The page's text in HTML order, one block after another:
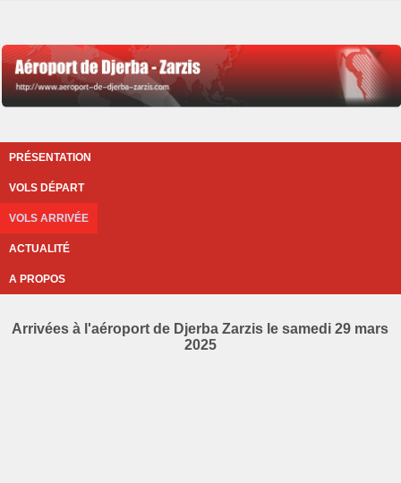
PRÉSENTATION
VOLS DÉPART
VOLS ARRIVÉE
ACTUALITÉ
A PROPOS
Arrivées à l'aéroport de Djerba Zarzis le samedi 29 mars
2025